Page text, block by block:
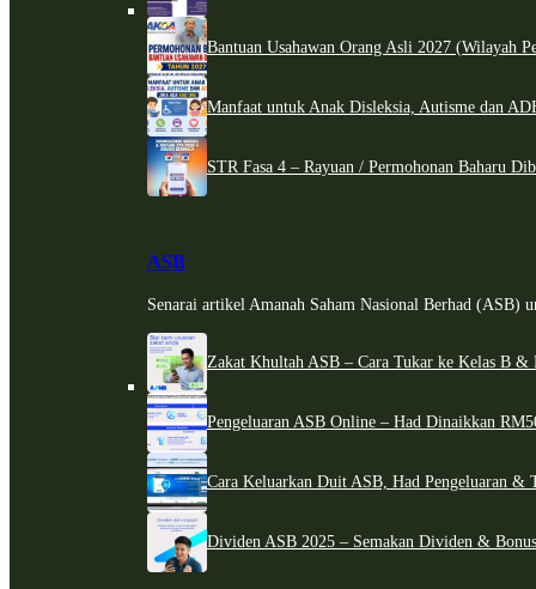
Bantuan Usahawan Orang Asli 2027 (Wilayah
Manfaat untuk Anak Disleksia, Autisme dan
STR Fasa 4 – Rayuan / Permohonan Baharu
ASB
Senarai artikel Amanah Saham Nasional Berhad (ASB)
Zakat Khultah ASB – Cara Tukar ke Kelas B &
Pengeluaran ASB Online – Had Dinaikkan
Cara Keluarkan Duit ASB, Had Pengeluaran &
Dividen ASB 2025 – Semakan Dividen &